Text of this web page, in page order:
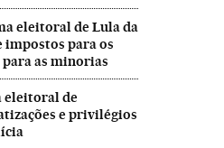
eleitoral de Lula da
impostos para os
as minorias
eleitoral de
e privilégios